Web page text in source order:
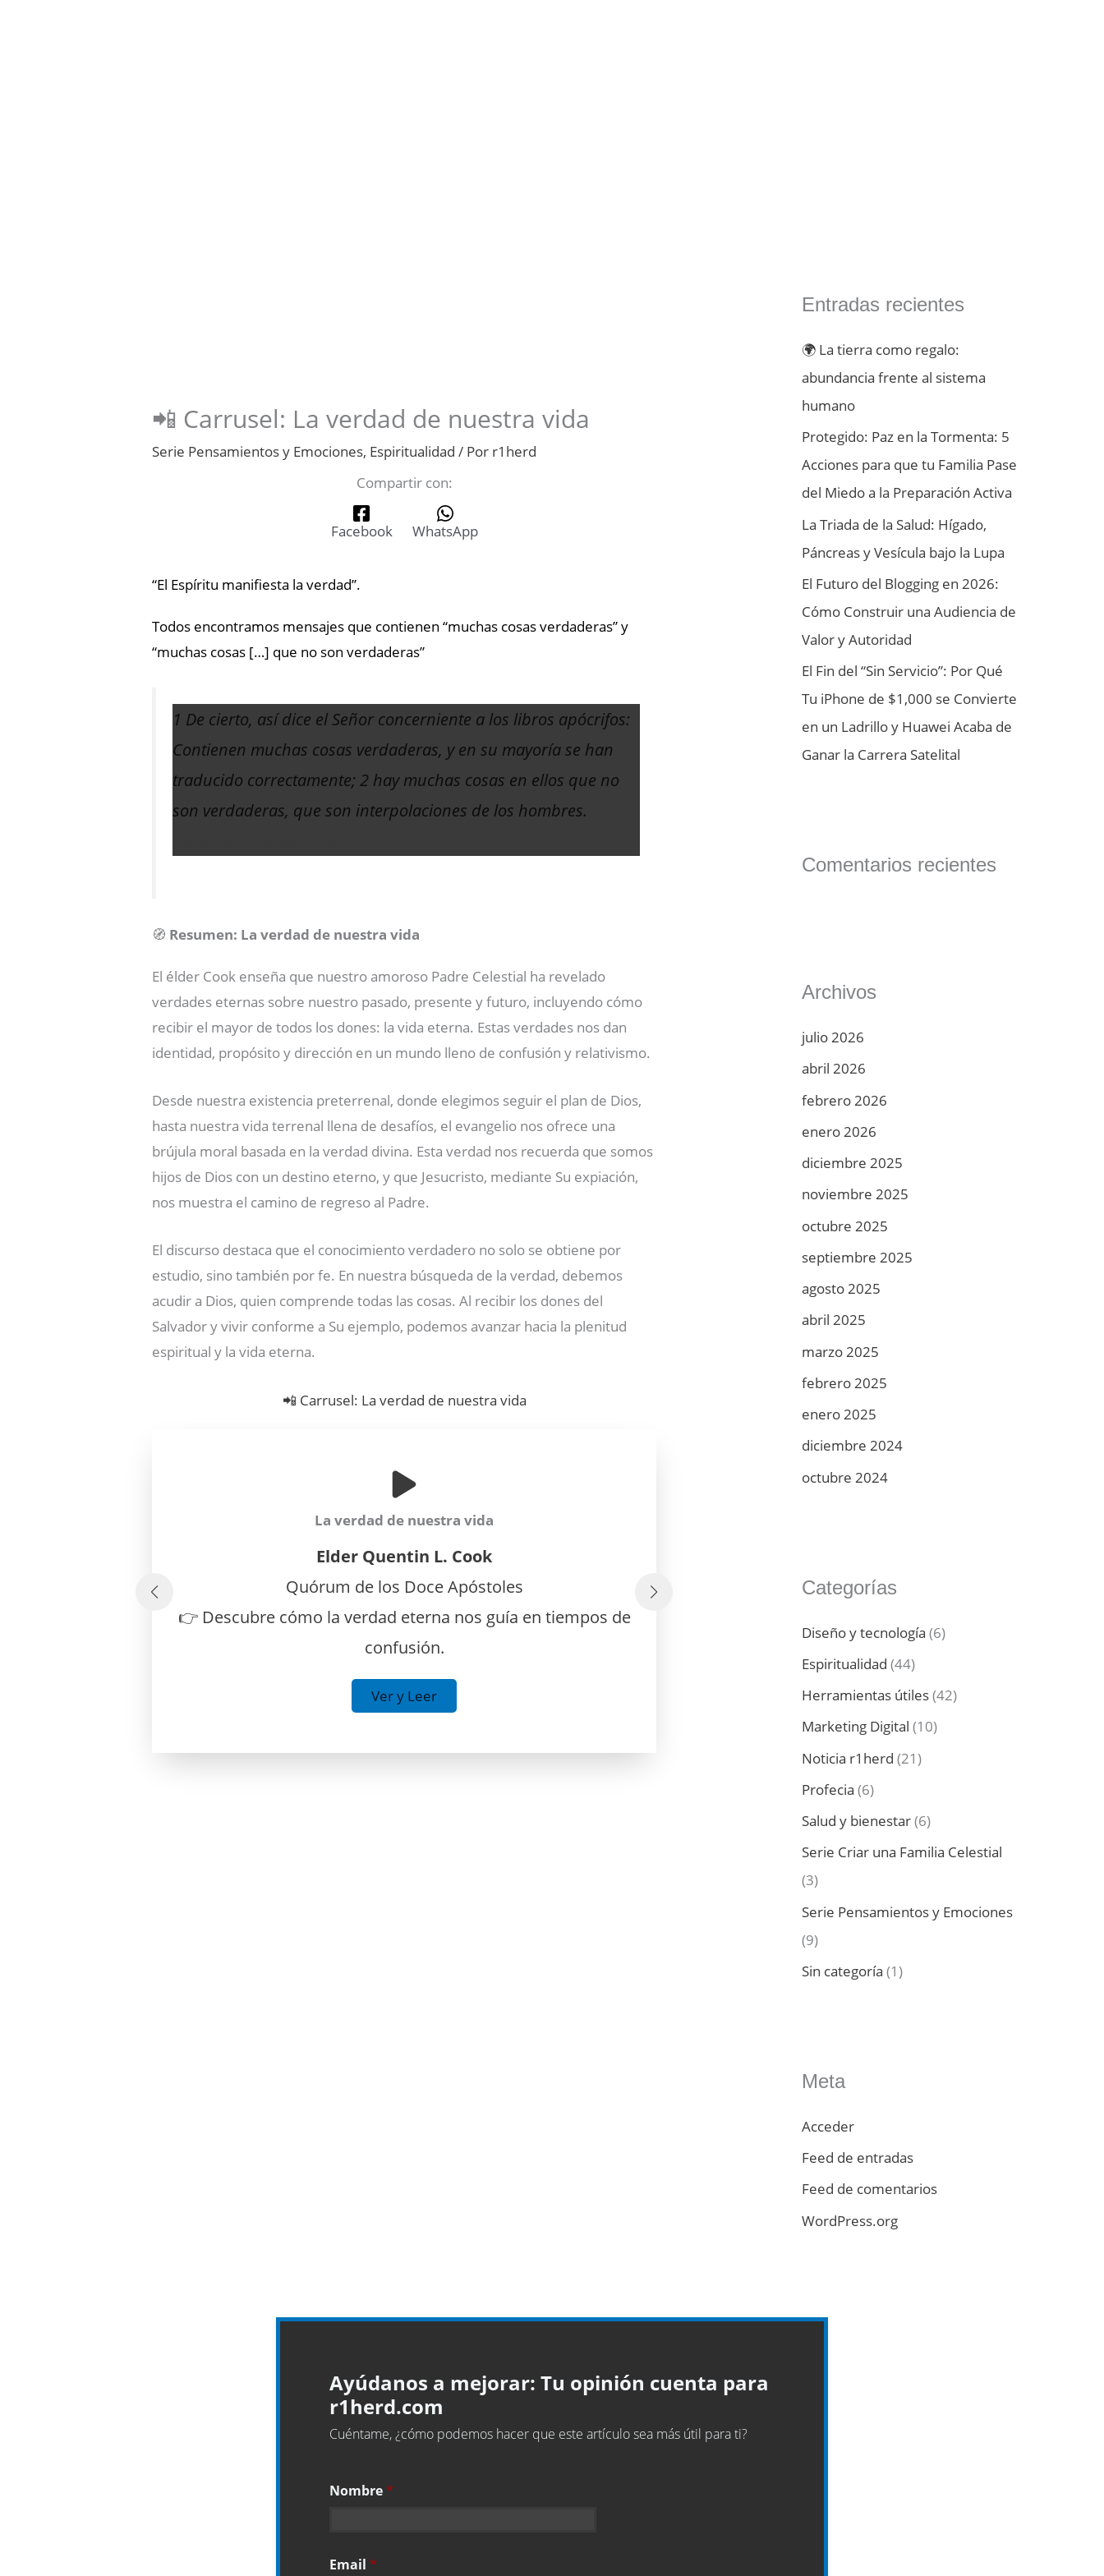
📲 Carrusel: La verdad de nuestra vida
Serie Pensamientos y Emociones, Espiritualidad / Por r1herd
Compartir con:
Facebook WhatsApp
“El Espíritu manifiesta la verdad”.
Todos encontramos mensajes que contienen “muchas cosas verdaderas” y
“muchas cosas […] que no son verdaderas”
1 De cierto, así dice el Señor concerniente a los libros apócrifos:
Contienen muchas cosas verdaderas, y en su mayoría se han
traducido correctamente; 2 hay muchas cosas en ellos que no
son verdaderas, que son interpolaciones de los hombres.
🧭 Resumen: La verdad de nuestra vida
El élder Cook enseña que nuestro amoroso Padre Celestial ha revelado
verdades eternas sobre nuestro pasado, presente y futuro, incluyendo cómo
recibir el mayor de todos los dones: la vida eterna. Estas verdades nos dan
identidad, propósito y dirección en un mundo lleno de confusión y relativismo.
Desde nuestra existencia preterrenal, donde elegimos seguir el plan de Dios,
hasta nuestra vida terrenal llena de desafíos, el evangelio nos ofrece una
brújula moral basada en la verdad divina. Esta verdad nos recuerda que somos
hijos de Dios con un destino eterno, y que Jesucristo, mediante Su expiación,
nos muestra el camino de regreso al Padre.
El discurso destaca que el conocimiento verdadero no solo se obtiene por
estudio, sino también por fe. En nuestra búsqueda de la verdad, debemos
acudir a Dios, quien comprende todas las cosas. Al recibir los dones del
Salvador y vivir conforme a Su ejemplo, podemos avanzar hacia la plenitud
espiritual y la vida eterna.
📲 Carrusel: La verdad de nuestra vida
La verdad de nuestra vida
Elder Quentin L. Cook
Quórum de los Doce Apóstoles
👉 Descubre cómo la verdad eterna nos guía en tiempos de
confusión.
Ver y Leer
plan eterno.
🕊️ Nuestra identidad está basada en verdades reveladas,
en opiniones cambiantes.
Entradas recientes
🌍 La tierra como regalo:
abundancia frente al sistema
humano
Protegido: Paz en la Tormenta: 5
Acciones para que tu Familia Pase
del Miedo a la Preparación Activa
La Triada de la Salud: Hígado,
Páncreas y Vesícula bajo la Lupa
El Futuro del Blogging en 2026:
Cómo Construir una Audiencia de
Valor y Autoridad
El Fin del “Sin Servicio”: Por Qué
Tu iPhone de $1,000 se Convierte
en un Ladrillo y Huawei Acaba de
Ganar la Carrera Satelital
Comentarios recientes
Archivos
julio 2026
abril 2026
febrero 2026
enero 2026
diciembre 2025
noviembre 2025
octubre 2025
septiembre 2025
agosto 2025
abril 2025
marzo 2025
febrero 2025
enero 2025
diciembre 2024
octubre 2024
Categorías
Diseño y tecnología (6)
Espiritualidad (44)
Herramientas útiles(42)
Marketing Digital (10)
Noticia r1herd (21)
Profecia (6)
Salud y bienestar(6)
Serie Criar una Familia Celestial
(3)
Serie Pensamientos y Emociones
(9)
Sin categoría (1)
Meta
Acceder
Feed de entradas
Feed de comentarios
WordPress.org
Ayúdanos a mejorar: Tu opinión cuenta para
r1herd.com
Cuéntame, ¿cómo podemos hacer que este artículo sea más útil para ti?
Nombre *
Email *